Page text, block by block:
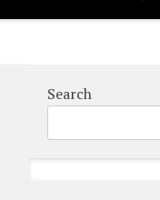
Search